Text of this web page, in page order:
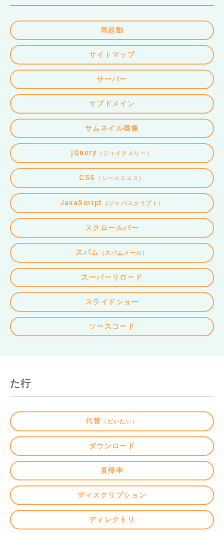
再起動
サイトマップ
サーバー
サブドメイン
サムネイル画像
jQuery （ジェイクエリー）
CSS （シーエスエス）
JavaScript （ジャバスクリプト）
スクロールバー
スパム （スパムメール）
スーパーリロード
スライドショー
ソースコード
た行
代替 （だいたい）
ダウンロード
直帰率
ディスクリプション
ディレクトリ